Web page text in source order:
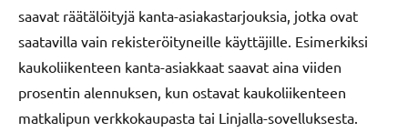
saavat räätälöityjä kanta-asiakastarjouksia, jotka ovat
saatavilla vain rekisteröityneille käyttäjille. Esimerkiksi
kaukoliikenteen kanta-asiakkaat saavat aina viiden
prosentin alennuksen, kun ostavat kaukoliikenteen
matkalipun verkkokaupasta tai Linjalla-sovelluksesta.